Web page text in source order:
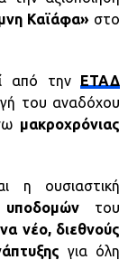
Καϊάφα» στο
από την ΕΤΑΔ
του αναδόχου
μακροχρόνιας
η ουσιαστική
του
νέο, διεθνούς
για όλη